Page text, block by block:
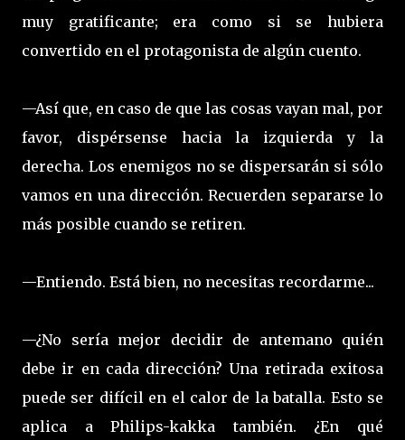
muy gratificante; era como si se hubiera
convertido en el protagonista de algún cuento.
—Así que, en caso de que las cosas vayan mal, por
favor, dispérsense hacia la izquierda y la
derecha. Los enemigos no se dispersarán si sólo
vamos en una dirección. Recuerden separarse lo
más posible cuando se retiren.
—Entiendo. Está bien, no necesitas recordarme...
—¿No sería mejor decidir de antemano quién
debe ir en cada dirección? Una retirada exitosa
puede ser difícil en el calor de la batalla. Esto se
aplica a Philips-kakka también. ¿En qué